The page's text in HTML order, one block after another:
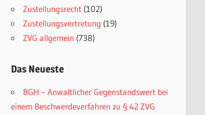
Zustellungsrecht (102)
Zustellungsvertretung (19)
ZVG allgemein (738)
Das Neueste
BGH – Anwaltlicher Gegenstandswert bei
einem Beschwerdeverfahren zu § 42 ZVG